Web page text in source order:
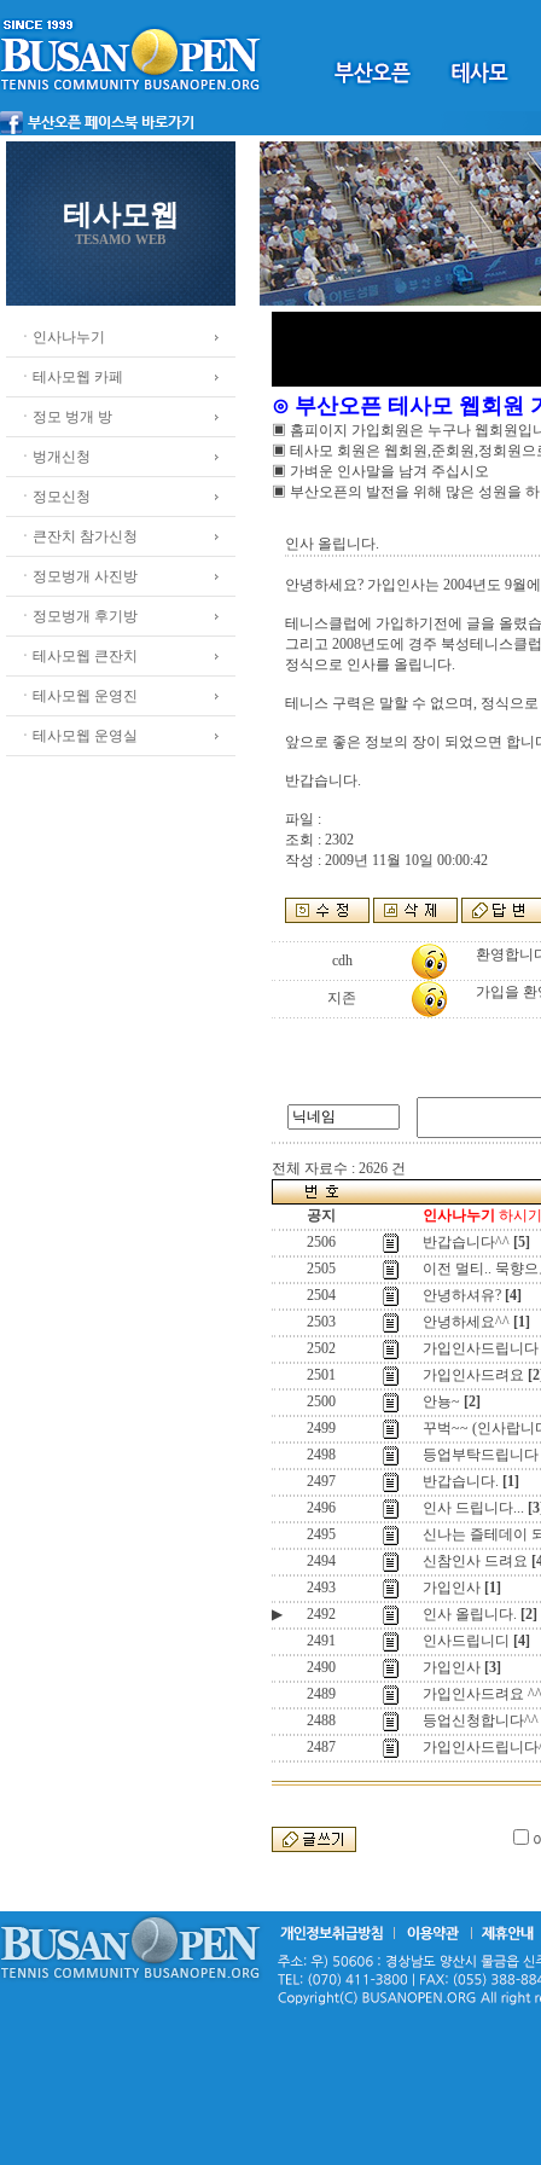
테사모웹
TESAMO WEB
ㆍ인사나누기
ㆍ테사모웹 카페
ㆍ정모 벙개 방
ㆍ벙개신청
ㆍ정모신청
ㆍ큰잔치 참가신청
ㆍ정모벙개 사진방
ㆍ정모벙개 후기방
ㆍ테사모웹 큰잔치
ㆍ테사모웹 운영진
ㆍ테사모웹 운영실
⊙ 부산오픈 테사모 웹회원
▣ 홈피이지 가입회원은 누구나 웹회원입
▣ 테사모 회원은 웹회원,준회원,정회원으
▣ 가벼운 인사말을 남겨 주십시오
▣ 부산오픈의 발전을 위해 많은 성원을
인사 올립니다.
안녕하세요? 가입인사는 2004년도 9월
테니스클럽에 가입하기전에 글을 올렸
그리고 2008년도에 경주 북성테니스클
정식으로 인사를 올립니다.
테니스 구력은 말할 수 없으며, 정식으
앞으로 좋은 정보의 장이 되었으면 합니
반갑습니다.
파일 :
조회 : 2302
작성 : 2009년 11월 10일 00:00:42
cdh 환영합니
지존 가입을
전체 자료수 : 2626 건
공지 인사나누기 하시
2506
반갑습니다^^ [5]
2505
이전 멀티.. 묵향
2504
안녕하셔유? [4]
2503
안녕하세요^^ [1]
2502
가입인사드립니다
2501
가입인사드려요
2500
안뇽~ [2]
2499
꾸벅~~ (인사랍니
2498
등업부탁드립니다
2497
반갑습니다. [1]
2496
인사 드립니다...
2495
신나는 즐테데이
2494
신참인사 드려요
2493
가입인사 [1]
▶
2492 인사 올립니다. [2]
2491
인사드립니디
[4]
2490
가입인사 [3]
2489
가입인사드려요 ^^
2488
등업신청합니다^^
2487
가입인사드립니